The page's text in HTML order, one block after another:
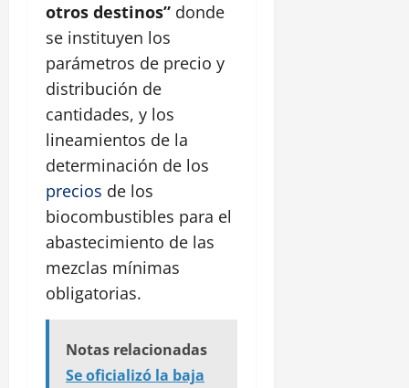
otros destinos” donde
se instituyen los
parámetros de precio y
distribución de
cantidades, y los
lineamientos de la
determinación de los
precios de los
biocombustibles para el
abastecimiento de las
mezclas mínimas
obligatorias.
Notas relacionadas
Se oficializó la baja